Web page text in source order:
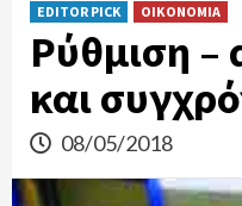
EDITOR PICK ΟΙΚΟΝΟΜΙΑ
Ρύθμιση –
και
08/05/2018